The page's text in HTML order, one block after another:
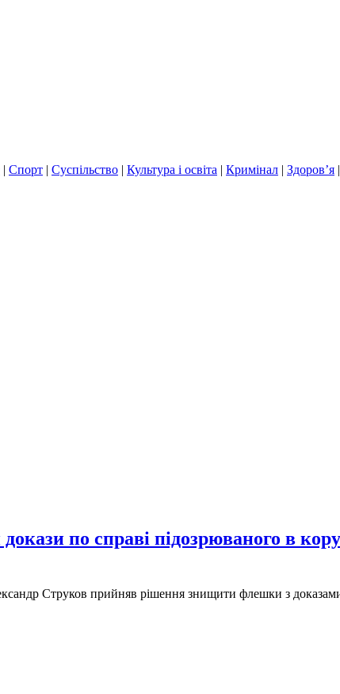
| Спорт | Суспільство | Культура і освіта | Кримінал | Здоров’я |
по справі підозрюваного в
Струков прийняв рішення знищити флешки з